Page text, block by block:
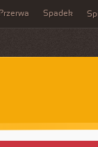
Przerwa Spadek